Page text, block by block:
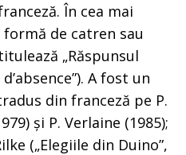
În cea mai
de catren sau
„Răspunsul
A fost un
din franceză pe P.
și P. Verlaine (1985);
(„Elegiile din Duino”,